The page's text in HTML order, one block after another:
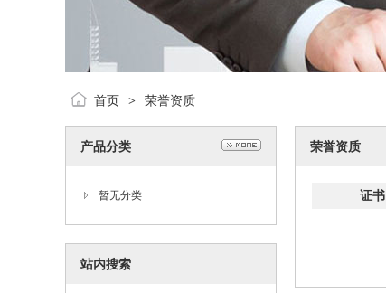
首页 > 荣誉资质
产品分类
暂无分类
站内搜索
荣誉资质
证书